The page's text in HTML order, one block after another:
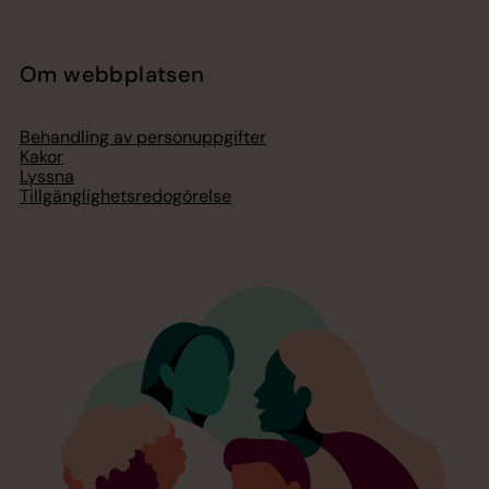
Om webbplatsen
Behandling av personuppgifter
Kakor
Lyssna
Tillgänglighetsredogörelse